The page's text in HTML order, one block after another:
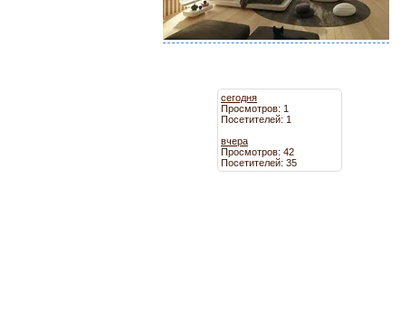
сегодня
Просмотров: 1
Посетителей: 1
вчера
Просмотров: 42
Посетителей: 35